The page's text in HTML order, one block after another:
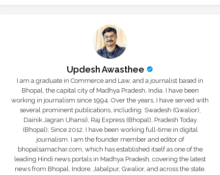
Updesh Awasthee
I am a graduate in Commerce and Law, and a journalist based in
Bhopal, the capital city of Madhya Pradesh, India. I have been
working in journalism since 1994. Over the years, I have served with
several prominent publications, including: Swadesh (Gwalior),
Dainik Jagran (Jhansi), Raj Express (Bhopal), Pradesh Today
(Bhopal); Since 2012, I have been working full-time in digital
journalism. I am the founder member and editor of
bhopalsamachar.com, which has established itself as one of the
leading Hindi news portals in Madhya Pradesh, covering the latest
news from Bhopal, Indore, Jabalpur, Gwalior, and across the state.